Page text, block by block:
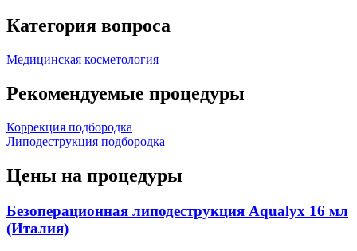
Категория вопроса
Медицинская косметология
Рекомендуемые процедуры
Коррекция подбородка
Липодеструкция подбородка
Цены на процедуры
Безоперационная липодеструкция Aqualyx 16 мл
(Италия)